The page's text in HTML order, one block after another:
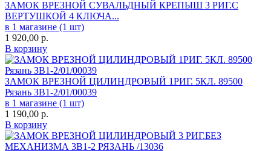
ЗАМОК ВРЕЗНОЙ СУВАЛЬДНЫЙ КРЕПЫШ 3 РИГ.С
ВЕРТУШКОЙ 4 КЛЮЧА...
в 1 магазине (1 шт)
1 920,00 р.
В корзину
ЗАМОК ВРЕЗНОЙ ЦИЛИНДРОВЫЙ 1РИГ. 5КЛ. 89500
Рязань ЗВ1-2/01/00039
в 1 магазине (1 шт)
1 190,00 р.
В корзину